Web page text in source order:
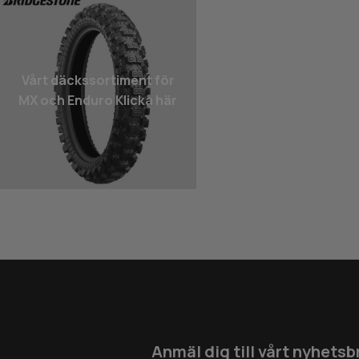
Vårt däcks­sortiment för
MX och Enduro Klicka här
Anmäl dig till vårt